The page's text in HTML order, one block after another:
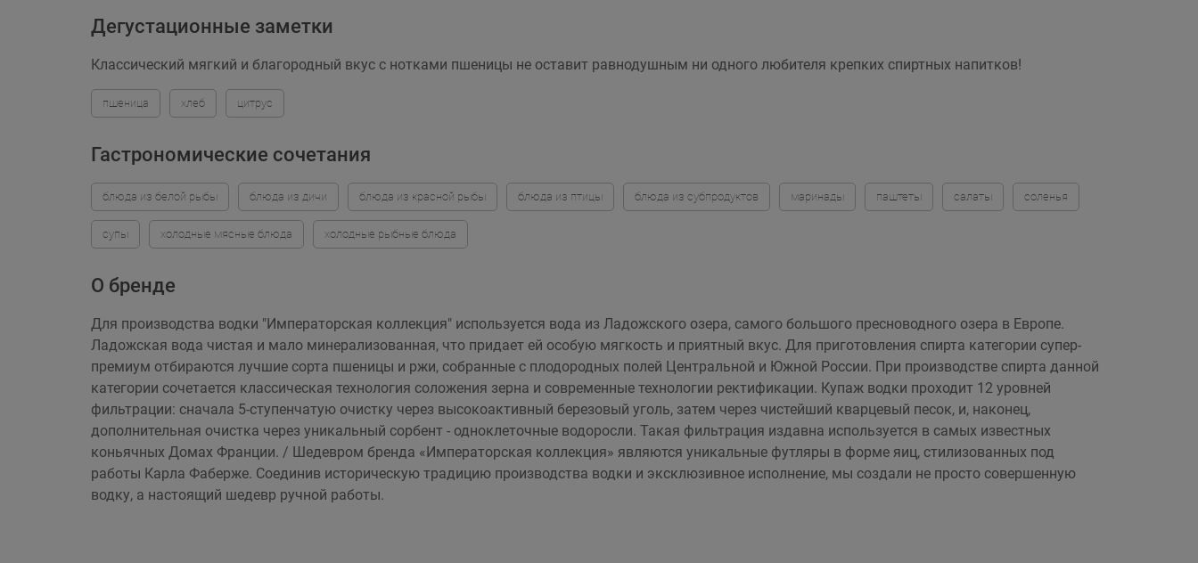
Дегустационные заметки
Классический мягкий и благородный вкус с нотками пшеницы не оставит равнодушным ни одного любителя крепких спиртных напитков!
пшеница хлеб цитрус
Гастрономические сочетания
блюда из белой рыбы блюда из дичи блюда из красной рыбы блюда из птицы блюда из субпродуктов маринады паштеты салаты соленья
супы холодные мясные блюда холодные рыбные блюда
О бренде
Для производства водки "Императорская коллекция" используется вода из Ладожского озера, самого большого пресноводного озера в Европе.
Ладожская вода чистая и мало минерализованная, что придает ей особую мягкость и приятный вкус. Для приготовления спирта категории супер-
премиум отбираются лучшие сорта пшеницы и ржи, собранные с плодородных полей Центральной и Южной России. При производстве спирта данной
категории сочетается классическая технология соложения зерна и современные технологии ректификации. Купаж водки проходит 12 уровней
фильтрации: сначала 5-ступенчатую очистку через высокоактивный березовый уголь, затем через чистейший кварцевый песок, и, наконец,
дополнительная очистка через уникальный сорбент - одноклеточные водоросли. Такая фильтрация издавна используется в самых известных
коньячных Домах Франции. / Шедевром бренда «Императорская коллекция» являются уникальные футляры в форме яиц, стилизованных под
работы Карла Фаберже. Соединив историческую традицию производства водки и эксклюзивное исполнение, мы создали не просто совершенную
водку, а настоящий шедевр ручной работы.